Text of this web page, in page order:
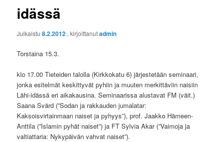
idässä
Julkaistu8.2.2012 , kirjoittanutadmin
Torstaina 15.3.
klo 17.00 Tieteiden talolla (Kirkkokatu 6) järjestetään seminaari,
jonka esitelmät keskittyvät pyhiin ja muuten merkittäviin naisiin
Lähi-idässä eri aikakausina. Seminaarissa alustavat FM (väit.)
Saana Svärd (”Sodan ja rakkauden jumalatar:
Kaksoisvirtainmaan naiset ja pyhyys”), prof. Jaakko Hämeen-
Anttila (”Islamin pyhät naiset”) ja FT Sylvia Akar (”Vaimoja ja
valtiattaria: Nykypäivän vahvat naiset”).